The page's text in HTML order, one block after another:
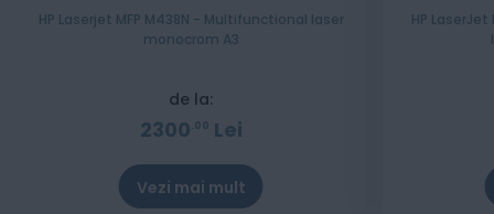
HP Laserjet MFP M438N - Multifunctional laser
monocrom A3
de la:
2300 00 Lei
Vezi mai mult
HP